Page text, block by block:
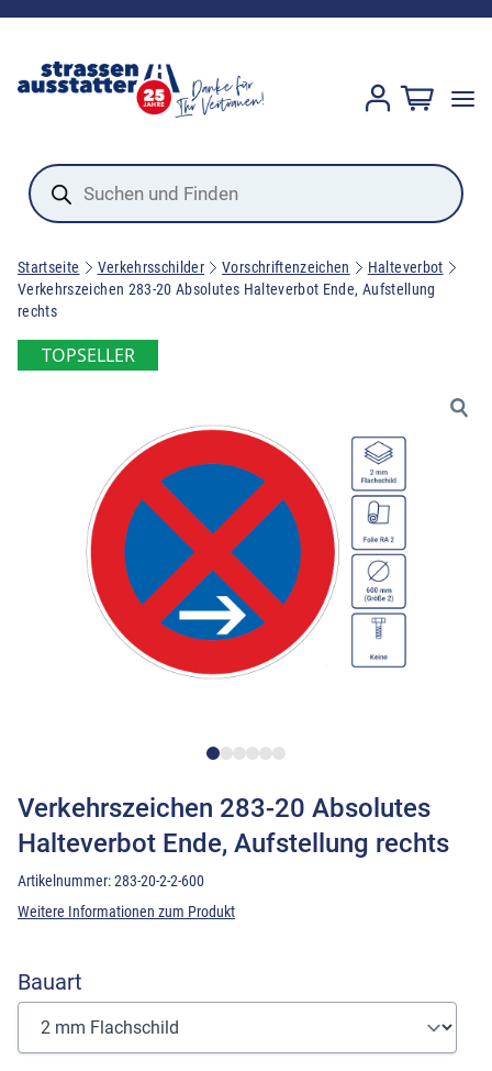
Products
search
Startseite Verkehrsschilder Vorschriftenzeichen
Halteverbot
Verkehrszeichen 283-20 Absolutes Halteverbot Ende, Aufstellung
rechts
TOPSELLER
Verkehrszeichen 283-20 Absolutes
Halteverbot Ende, Aufstellung rechts
Artikelnummer:283-20-2-2-600
Weitere Informationen zum Produkt
Bauart